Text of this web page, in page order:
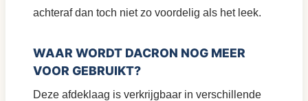
achteraf dan toch niet zo voordelig als het leek.
WAAR WORDT DACRON NOG MEER
VOOR GEBRUIKT?
Deze afdeklaag is verkrijgbaar in verschillende